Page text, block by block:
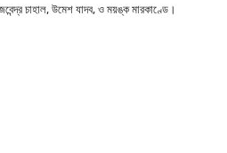
চাহাল, উমেশ যাদব, ও ময়ঙ্ক মারকাণ্ডে।